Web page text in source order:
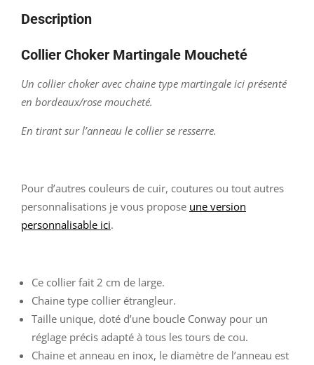
Description
Collier Choker Martingale Moucheté
Un collier choker avec chaine type martingale ici présenté
en bordeaux/rose moucheté.
En tirant sur l’anneau le collier se resserre.
Pour d’autres couleurs de cuir, coutures ou tout autres
personnalisations je vous propose une version
personnalisable ici.
Ce collier fait 2 cm de large.
Chaine type collier étrangleur.
Taille unique, doté d’une boucle Conway pour un
réglage précis adapté à tous les tours de cou.
Chaine et anneau en inox, le diamètre de l’anneau est